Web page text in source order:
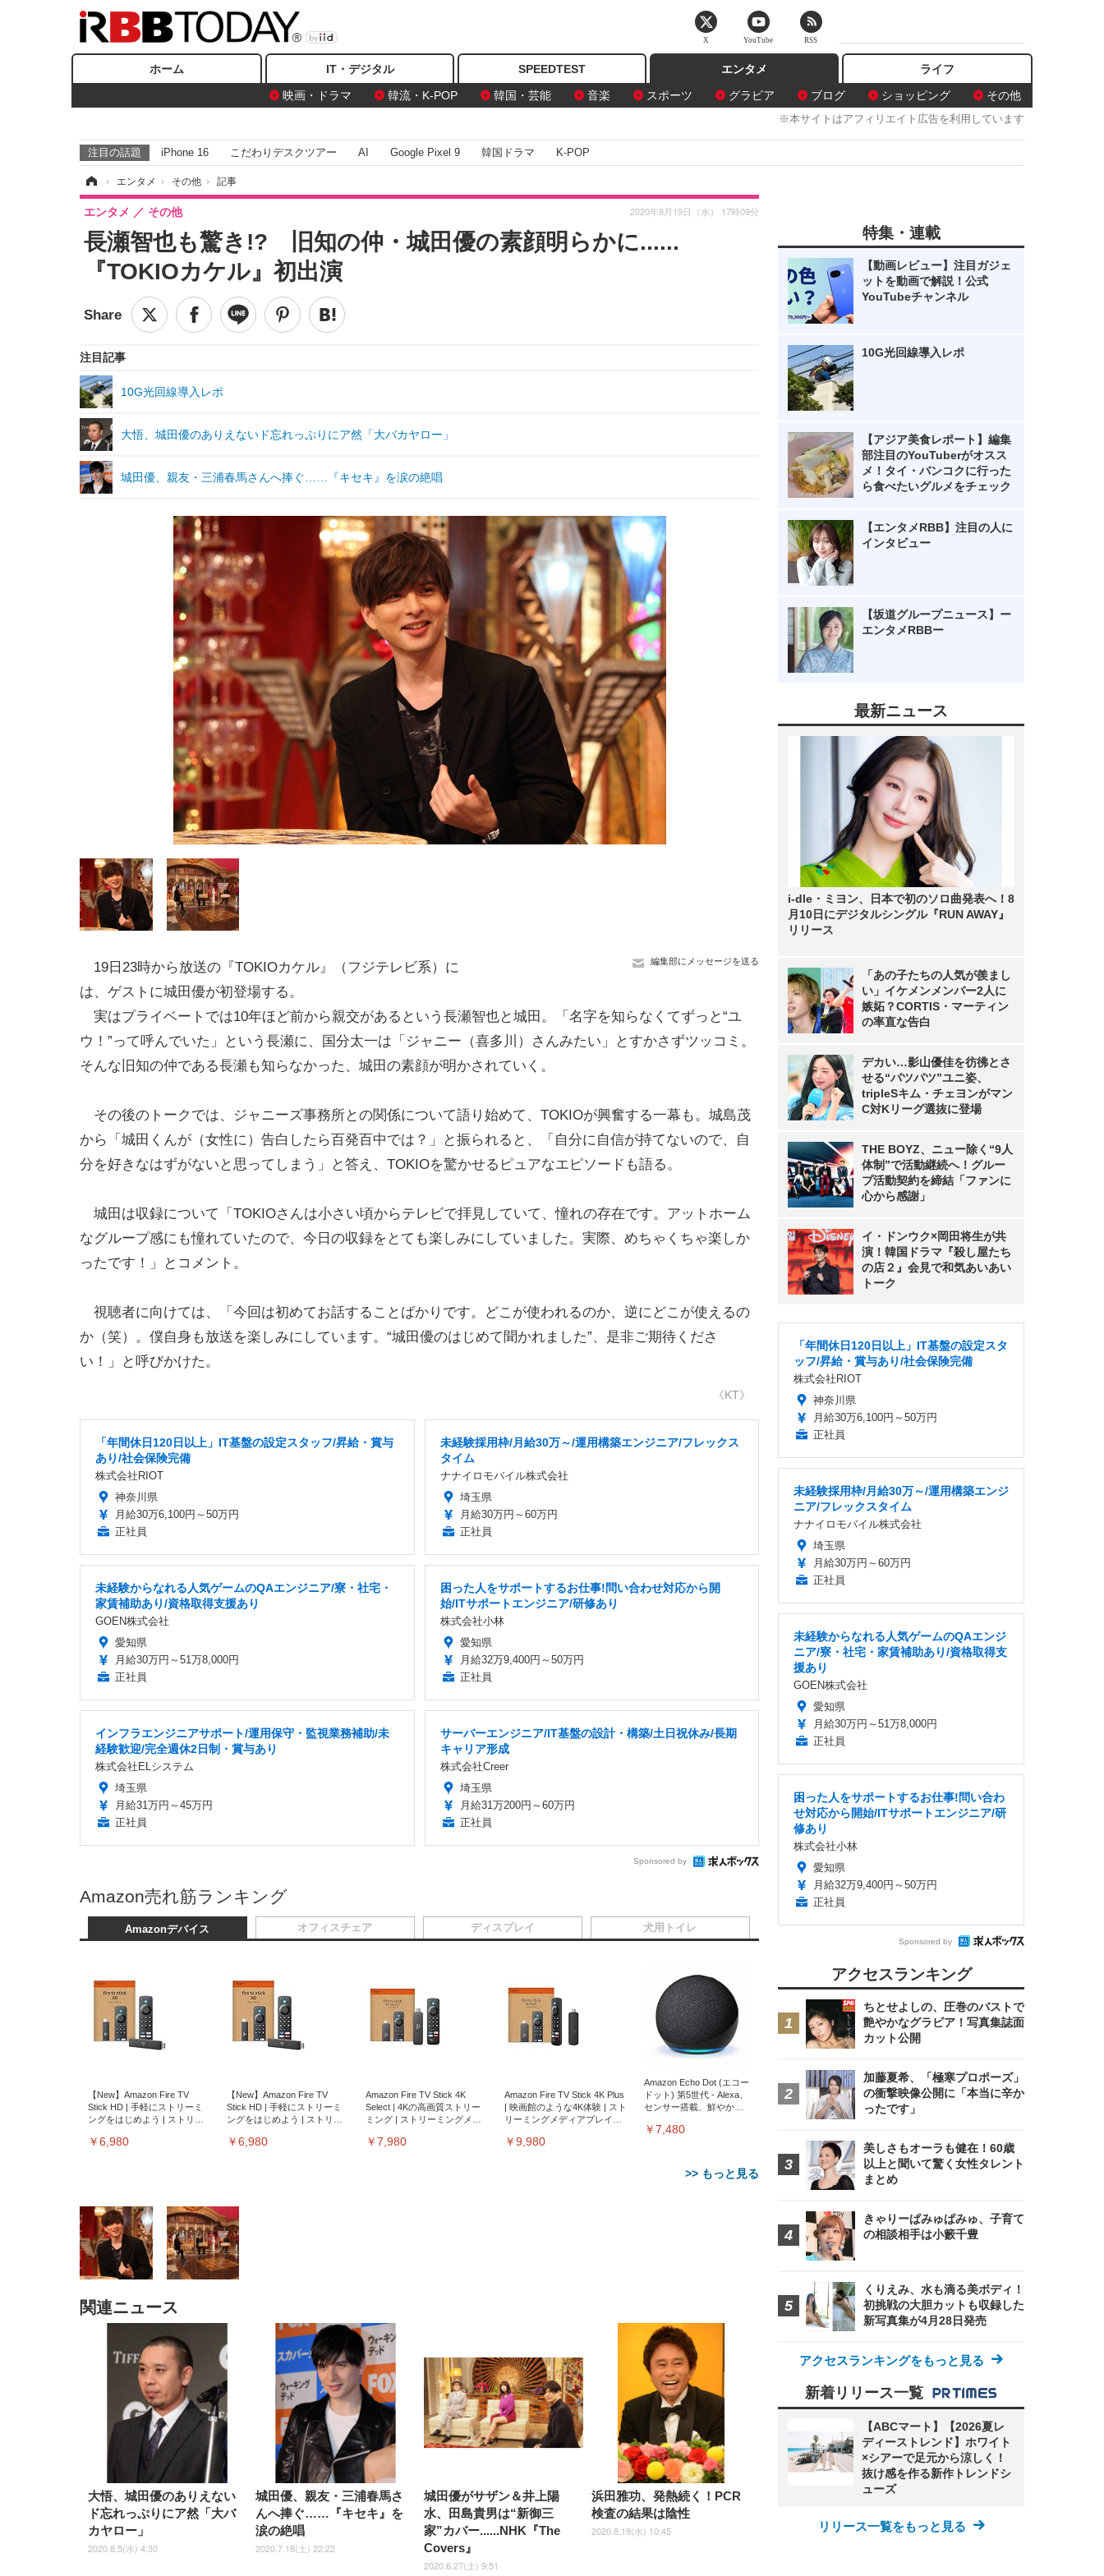
ホーム IT・デジタル SPEEDTEST
エンタメ
映画・ドラマ
韓流・K-POP 韓国・芸能 音楽 スポーツ グラビア ブログ ショッピング その他
ライフ
※本サイトはアフィリエイト広告を利用しています
注目の話題 iPhone 16 こだわりデスクツアー AI Google Pixel 9 韓国ドラマ K-POP
› エンタメ › その他 › 記事
長瀬智也も驚き!? 旧知の仲・城田優の素顔明らかに......
『TOKIOカケル』初出演
エンタメ その他 2020年8月19日（水） 17時09分
注目記事
10G光回線導入レポ
大悟、城田優のありえないド忘れっぷりにア然「大バカヤロー」
城田優、親友・三浦春馬さんへ捧ぐ……『キセキ』を涙の絶唱
編集部にメッセージを送る
19日23時から放送の『TOKIOカケル』（フジテレビ系）に
は、ゲストに城田優が初登場する。
実はプライベートでは10年ほど前から親交があるという長瀬智也と城田。「名字を知らなくてずっと“ユ
ウ！”って呼んでいた」という長瀬に、国分太一は「ジャニー（喜多川）さんみたい」とすかさずツッコミ。
そんな旧知の仲である長瀬も知らなかった、城田の素顔が明かされていく。
その後のトークでは、ジャニーズ事務所との関係について語り始めて、TOKIOが興奮する一幕も。城島茂
から「城田くんが（女性に）告白したら百発百中では？」と振られると、「自分に自信が持てないので、自
分を好きなはずがないと思ってしまう」と答え、TOKIOを驚かせるピュアなエピソードも語る。
城田は収録について「TOKIOさんは小さい頃からテレビで拝見していて、憧れの存在です。アットホーム
なグループ感にも憧れていたので、今日の収録をとても楽しみにしていました。実際、めちゃくちゃ楽しか
ったです！」とコメント。
視聴者に向けては、「今回は初めてお話することばかりです。どこが使われるのか、逆にどこが使えるの
か（笑）。僕自身も放送を楽しみにしています。“城田優のはじめて聞かれました”、是非ご期待くださ
い！」と呼びかけた。
《KT》
「年間休日120日以上」IT基盤の設定スタッフ/昇給・賞与
あり/社会保険完備
株式会社RIOT
神奈川県
月給30万6,100円～50万円
正社員
未経験採用枠/月給30万～/運用構築エンジニア/フレックス
タイム
ナナイロモバイル株式会社
埼玉県
月給30万円～60万円
正社員
未経験からなれる人気ゲームのQAエンジニア/寮・社宅・
家賃補助あり/資格取得支援あり
GOEN株式会社
愛知県
月給30万円～51万8,000円
正社員
困った人をサポートするお仕事!問い合わせ対応から開
始/ITサポートエンジニア/研修あり
株式会社小林
愛知県
月給32万9,400円～50万円
正社員
インフラエンジニアサポート/運用保守・監視業務補助/未
経験歓迎/完全週休2日制・賞与あり
株式会社ELシステム
埼玉県
月給31万円～45万円
正社員
サーバーエンジニア/IT基盤の設計・構築/土日祝休み/長期
キャリア形成
株式会社Creer
埼玉県
月給31万200円～60万円
正社員
Sponsored by
Amazon売れ筋ランキング
Amazonデバイス
【New】Amazon Fire TV
Stick HD | 手軽にストリーミ
ングをはじめよう | ストリー
￥6,980
【New】Amazon Fire TV
Stick HD | 手軽にストリーミ
ングをはじめよう | ストリー
￥6,980
Amazon Fire TV Stick 4K
Select | 4Kの高画質ストリー
ミング | ストリーミングメデ
￥7,980
Amazon Fire TV Stick 4K Plus
| 映画館のような4K体験 | スト
リーミングメディアプレイヤ
￥9,980
Amazon Echo Dot (エコー
ドット) 第5世代 - Alexa、
センサー搭載、鮮やかな
￥7,480
>> もっと見る
オフィスチェア
[EdoErgo] オフィスチェア 椅
子 テレワーク 疲れない 跳ね
上げ式アームレスト コンパク
ト 約105度ロッキング pc 事務
椅子 360度回転 座面昇降 強化
ナイロン樹脂ベース 通気性メ
ッシュ 在宅ワーク H-
WY01(黒網+黒枠+黒足)
SIHOO B100 オフィスチェア
／デスクチェア メッシュチェ
ア 人間工学 疲れない ブラッ
ク
￥27,999
Sezlife オフィスチェア デスク
チェア 疲れない テレワーク
チェア 強化バックレスト 30
度ロッキング機能 人間工学 椅
子 腰サポート 90度跳ね上げ
式アームレスト 3Dヘッドレス
ト ハンガー付き 高反発クッシ
ョン PCチェア 通気性メッシ
ュ ゲーミング/勉強/事務用 お
しゃれ パソコンチェア (ブラ
ック)
￥7,680
チェア 強化バックレスト 30度
ロッキング機能 人間工学 椅子
腰サポート 90度跳ね上げ式ア
ームレスト 3Dヘッドレスト
ハンガー付き 高反発クッショ
ン PCチェア 通気性メッシュ
ゲーミング/勉強/事務用 おし
ゃれ パソコンチェア (ホワイ
￥7,680
ANDWINT オフィスチェ
ア デスクチェア 肘なし メ
ッシュ 通気性 ランバーサ
ポート付き 腰サポート ガ
ス圧無段階昇降 360度回
転 キャスター付き コンパ
クト 幅52×奥行58.5×高さ
84～96cm テレワーク 在
宅勤務 ブラック
￥4,139
ディスプレイ
ムモニター | FlexScan
EV3240X-WT | 31.5型4K
UHD・USB Type-C・ホワイ
￥105,595
EIZO ビジネス向けプレミア
ムモニター | FlexScan
EV2740X-WT | 27.0型4K
UHD・USB Type-C・ホワイ
￥109,572
【純正品】27"ゲーミングモ
ニター DualSense 充電フッ
ク付き（CFI-ZDM1J）
￥49,979
HD（1920×1080）VA 非光
沢 HDMI/DisplayPort/VGA
スピーカー内蔵 高さ調整 ス
イベル VESA対応
ComfortView ビジネス向け
￥15,800
【MiniLED/24.5inch/280Hz/FHD】
GRAPHT THE SHOOTER
Gaming Monitor 24” Essential ゲ
ーミングモニター QD 24.5インチ
1ms FHD 量子ドット 残像低減 (3
年保証 | 輝点保証 | 日本メーカー)
￥34,980
犬用トイレ
Amazonベーシック ペットシ
ーツ 薄型 レギュラー 1回使い
捨て 無香料 ホワイト 300枚
Amazonベーシック ペットシ
ーツ 厚型 ワイド 42枚x2袋(84
枚) ホワイト(吸収面:ライトブ
ルー)
￥3,234
ネオ・ルーライフ ネオ・オム
ツ L 中型犬用 26枚入り 単品
￥1,800
Smart Basic アイリスオーヤマ
ペットシーツ 超厚型 お徳用
ワイド 100枚入 (x 1) (ケース
販売)
￥3,670
アイリスオーヤマ ペット
シーツ 超厚型 お徳用 レギ
ュラー 200枚入
【Amazon.co.jp限定】
￥3,731
関連ニュース
大悟、城田優のありえない
ド忘れっぷりにア然「大バ
カヤロー」
2020.8.5(水) 4:30
城田優、親友・三浦春馬さ
んへ捧ぐ……『キセキ』を
涙の絶唱
2020.7.18(土) 22:22
城田優がサザン＆井上陽
水、田島貴男は“新御三
家”カバー......NHK『The
Covers』
2020.6.27(土) 9:51
浜田雅功、発熱続く！PCR
検査の結果は陰性
2020.8.19(水) 10:45
特集・連載
【動画レビュー】注目ガジェ
ットを動画で解説！公式
YouTubeチャンネル
10G光回線導入レポ
【アジア美食レポート】編集
部注目のYouTuberがオスス
メ！タイ・バンコクに行った
ら食べたいグルメをチェック
【エンタメRBB】注目の人に
インタビュー
【坂道グループニュース】ー
エンタメRBBー
最新ニュース
i-dle・ミヨン、日本で初のソロ曲発表へ！8
月10日にデジタルシングル『RUN AWAY』
リリース
「あの子たちの人気が羨まし
い」イケメンメンバー2人に
嫉妬？CORTIS・マーティン
の率直な告白
デカい…影山優佳を彷彿とさ
せる“パツパツ”ユニ姿、
tripleSキム・チェヨンがマン
C対Kリーグ選抜に登場
THE BOYZ、ニュー除く“9人
体制”で活動継続へ！グルー
プ活動契約を締結「ファンに
心から感謝」
イ・ドンウク×岡田将生が共
演！韓国ドラマ『殺し屋たち
の店２』会見で和気あいあい
トーク
「年間休日120日以上」IT基盤の設定スタ
ッフ/昇給・賞与あり/社会保険完備
株式会社RIOT
神奈川県
月給30万6,100円～50万円
正社員
未経験採用枠/月給30万～/運用構築エンジ
ニア/フレックスタイム
ナナイロモバイル株式会社
埼玉県
月給30万円～60万円
正社員
未経験からなれる人気ゲームのQAエンジ
ニア/寮・社宅・家賃補助あり/資格取得支
援あり
GOEN株式会社
愛知県
月給30万円～51万8,000円
正社員
困った人をサポートするお仕事!問い合わ
せ対応から開始/ITサポートエンジニア/研
修あり
株式会社小林
愛知県
月給32万9,400円～50万円
正社員
Sponsored by
アクセスランキング
ちとせよしの、圧巻のバストで
艶やかなグラビア！写真集誌面
カット公開
加藤夏希、「極寒プロポーズ」
の衝撃映像公開に「本当に辛か
ったです」
美しさもオーラも健在！60歳
以上と聞いて驚く女性タレント
まとめ
きゃりーぱみゅぱみゅ、子育て
の相談相手は小籔千豊
くりえみ、水も滴る美ボディ！
初挑戦の大胆カットも収録した
新写真集が4月28日発売
アクセスランキングをもっと見る
新着リリース一覧
【ABCマート】【2026夏レ
ディーストレンド】ホワイト
×シアーで足元から涼しく！
抜け感を作る新作トレンドシ
ューズ
リリース一覧をもっと見る
X YouTube RSS